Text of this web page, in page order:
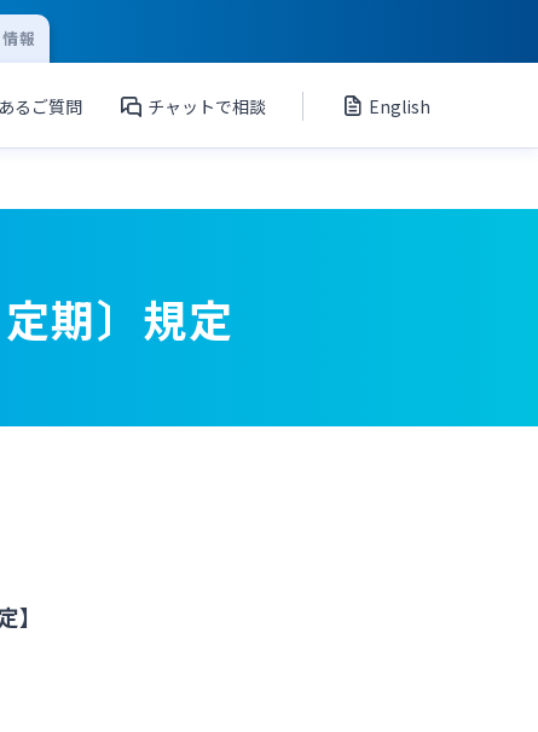
報
るご質問 チャットで相談 English
期〕規定
】